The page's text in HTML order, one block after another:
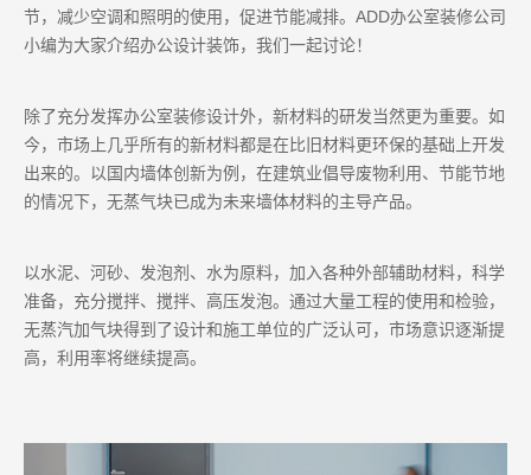
节，减少空调和照明的使用，促进节能减排。ADD办公室装修公司
小编为大家介绍办公设计装饰，我们一起讨论！
除了充分发挥办公室装修设计外，新材料的研发当然更为重要。如
今，市场上几乎所有的新材料都是在比旧材料更环保的基础上开发
出来的。以国内墙体创新为例，在建筑业倡导废物利用、节能节地
的情况下，无蒸气块已成为未来墙体材料的主导产品。
以水泥、河砂、发泡剂、水为原料，加入各种外部辅助材料，科学
准备，充分搅拌、搅拌、高压发泡。通过大量工程的使用和检验，
无蒸汽加气块得到了设计和施工单位的广泛认可，市场意识逐渐提
高，利用率将继续提高。